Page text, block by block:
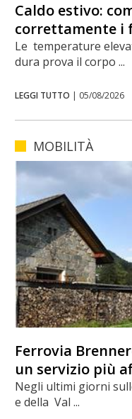
Caldo estivo:
correttamente i
Le temperature
dura prova il corpo ...
LEGGI TUTTO | 05/08/2026
MOBILITÀ
Ferrovia
un servizio più
Negli ultimi giorni
e della Val ...